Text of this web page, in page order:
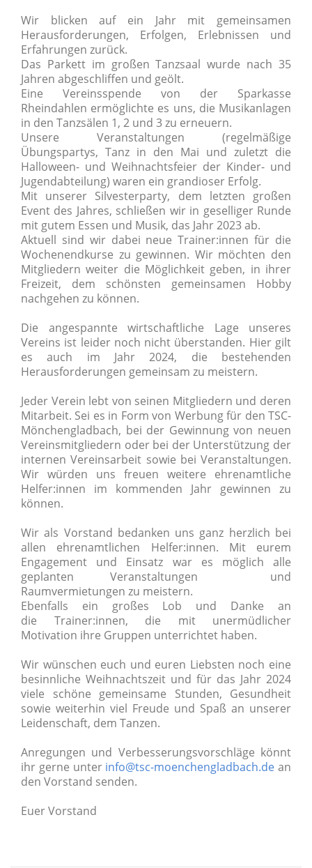
Wir blicken auf ein Jahr mit gemeinsamen
Herausforderungen, Erfolgen, Erlebnissen und
Erfahrungen zurück.
Das Parkett im großen Tanzsaal wurde nach 35
Jahren abgeschliffen und geölt.
Eine Vereinsspende von der Sparkasse
Rheindahlen ermöglichte es uns, die Musikanlagen
in den Tanzsälen 1, 2 und 3 zu erneuern.
Unsere Veranstaltungen (regelmäßige
Übungspartys, Tanz in den Mai und zuletzt die
Halloween- und Weihnachtsfeier der Kinder- und
Jugendabteilung) waren ein grandioser Erfolg.
Mit unserer Silvesterparty, dem letzten großen
Event des Jahres, schließen wir in geselliger Runde
mit gutem Essen und Musik, das Jahr 2023 ab.
Aktuell sind wir dabei neue Trainer:innen für die
Wochenendkurse zu gewinnen. Wir möchten den
Mitgliedern weiter die Möglichkeit geben, in ihrer
Freizeit, dem schönsten gemeinsamen Hobby
nachgehen zu können.
Die angespannte wirtschaftliche Lage unseres
Vereins ist leider noch nicht überstanden. Hier gilt
es auch im Jahr 2024, die bestehenden
Herausforderungen gemeinsam zu meistern.
Jeder Verein lebt von seinen Mitgliedern und deren
Mitarbeit. Sei es in Form von Werbung für den TSC-
Mönchengladbach, bei der Gewinnung von neuen
Vereinsmitgliedern oder bei der Unterstützung der
internen Vereinsarbeit sowie bei Veranstaltungen.
Wir würden uns freuen weitere ehrenamtliche
Helfer:innen im kommenden Jahr gewinnen zu
können.
Wir als Vorstand bedanken uns ganz herzlich bei
allen ehrenamtlichen Helfer:innen. Mit eurem
Engagement und Einsatz war es möglich alle
geplanten Veranstaltungen und
Raumvermietungen zu meistern.
Ebenfalls ein großes Lob und Danke an
die Trainer:innen, die mit unermüdlicher
Motivation ihre Gruppen unterrichtet haben.
Wir wünschen euch und euren Liebsten noch eine
besinnliche Weihnachtszeit und für das Jahr 2024
viele schöne gemeinsame Stunden, Gesundheit
sowie weiterhin viel Freude und Spaß an unserer
Leidenschaft, dem Tanzen.
Anregungen und Verbesserungsvorschläge könnt
ihr gerne unter info@tsc-moenchengladbach.de an
den Vorstand senden.
Euer Vorstand